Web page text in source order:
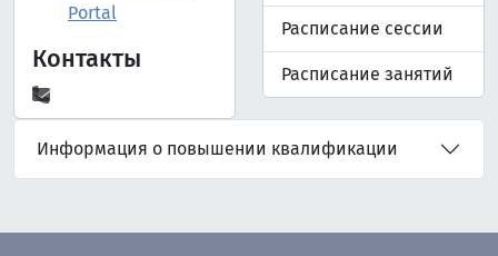
Portal
Контакты
Расписание сессии
Расписание занятий
Информация о повышении квалификации